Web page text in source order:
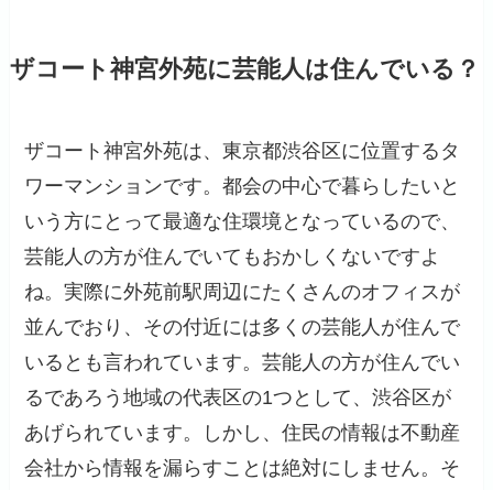
ザコート神宮外苑に芸能人は住んでいる？
ザコート神宮外苑は、東京都渋谷区に位置するタ
ワーマンションです。都会の中心で暮らしたいと
いう方にとって最適な住環境となっているので、
芸能人の方が住んでいてもおかしくないですよ
ね。実際に外苑前駅周辺にたくさんのオフィスが
並んでおり、その付近には多くの芸能人が住んで
いるとも言われています。芸能人の方が住んでい
るであろう地域の代表区の1つとして、渋谷区が
あげられています。しかし、住民の情報は不動産
会社から情報を漏らすことは絶対にしません。そ